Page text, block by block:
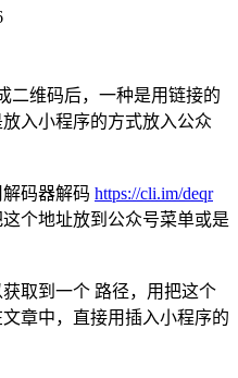
二维码后，一种是用链接的
入小程序的方式放入公众
码器解码 https://cli.im/deqr
个地址放到公众号菜单或是
取到一个 路径，用把这个
章中，直接用插入小程序的